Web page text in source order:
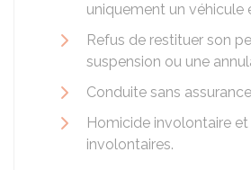
uniquement un véhicule
Refus de restituer son
suspension ou une
Conduite sans
Homicide involontaire et
involontaires.